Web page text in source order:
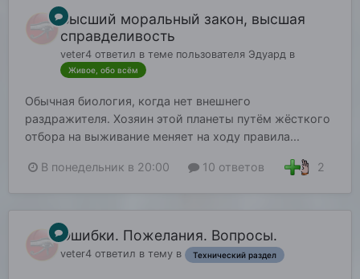
Высший моральный закон, высшая
справделивость
veter4 ответил в теме пользователя Эдуард в
Живое, обо всём
Обычная биология, когда нет внешнего
раздражителя. Хозяин этой планеты путём жёсткого
отбора на выживание меняет на ходу правила...
В понедельник в 20:00 10 ответов 2
Ошибки. Пожелания. Вопросы.
veter4 ответил в тему в Технический раздел